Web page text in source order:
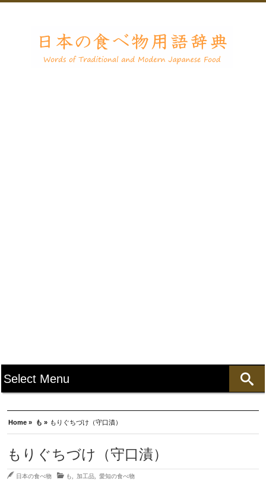
Home » も » もりぐちづけ（守口漬）
もりぐちづけ（守口漬）
日本の食べ物 も 加工品 愛知の食べ物